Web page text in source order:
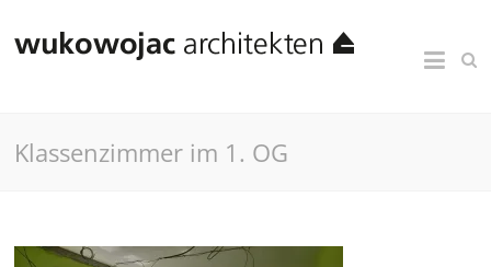
Klassenzimmer im 1. OG